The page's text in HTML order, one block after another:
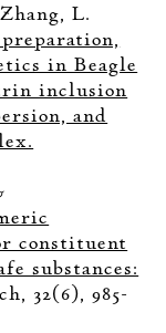
L.
in Beagle
inclusion
and
constituent
substances:
32(6), 985-